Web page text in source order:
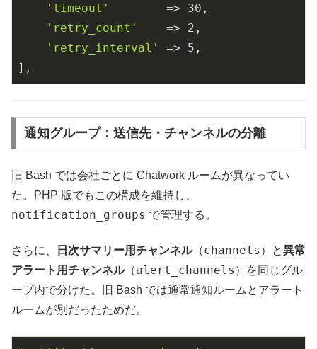
'timeout'
        =>
30 ,
'retry_count'
    =>
2 ,
'retry_interval'
=> 5 ,
],
通知グループ：送信先・チャンネルの分離
旧 Bash では会社ごとに Chatwork ルームが異なってい
た。PHP 版でもこの構成を維持し、
notification_groups で管理する。
さらに、 日次サマリー用チャンネル（channels ）と異常
アラート用チャンネル（alert_channels ）を同じグル
ープ内で分けた。旧 Bash では通常通知ルームとアラート
ルームが別だったためだ。